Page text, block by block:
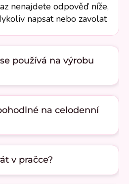
nenajdete odpověď níže,
napsat nebo zavolat
používá na výrobu
na celodenní
v pračce?